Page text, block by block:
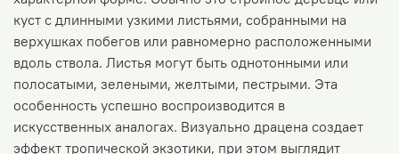
куст с длинными узкими листьями, собранными на
верхушках побегов или равномерно расположенными
вдоль ствола. Листья могут быть однотонными или
полосатыми, зелеными, желтыми, пестрыми. Эта
особенность успешно воспроизводится в
искусственных аналогах. Визуально драцена создает
эффект тропической экзотики, при этом выглядит